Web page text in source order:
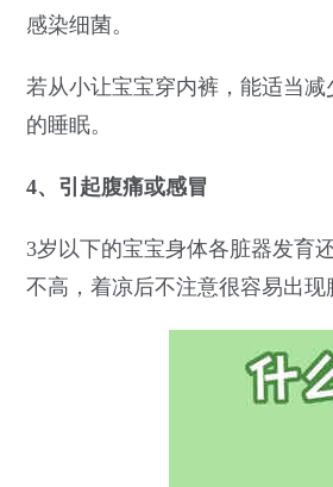
感染细菌。
若从小让宝宝穿内裤，能适当
的睡眠。
4、引起腹痛或感冒
3岁以下的宝宝身体各脏器发育
不高，着凉后不注意很容易出现